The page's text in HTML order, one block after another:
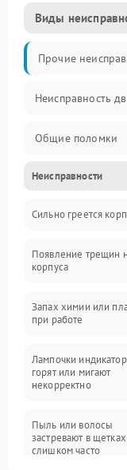
Виды
Прочие
Неисправность
Общие поломки
Неисправность
Неисправность
Проблемы с
Батарея
Программные сбои
Неисправности
Сильно греется
Появление трещин
корпуса
Запах химии или
при работе
Лампочки
горят или мигают
некорректно
Пыль или волосы
застревают в щетках
слишком часто